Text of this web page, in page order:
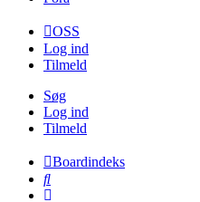
OSS
Log ind
Tilmeld
Søg
Log ind
Tilmeld
Boardindeks
Søg